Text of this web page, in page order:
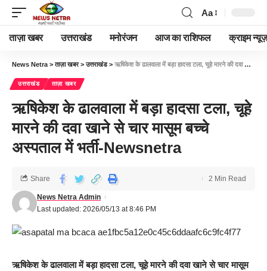
Aa
ताज़ा खबर उत्तराखंड मनोरंजन आज का राशिफल क्राइम न्यूज़
News Netra >ताज़ा खबर>उत्तराखंड> ऋषिकेश के ढालवाला में बड़ा हादसा टला, चूहे मारने की दवा खाने से चार मासूम बच्चे अस्पताल में भर्ती-Newsnetra
उत्तराखंड ताज़ा खबर
ऋषिकेश के ढालवाला में बड़ा हादसा टला, चूहे
मारने की दवा खाने से चार मासूम बच्चे
अस्पताल में भर्ती-Newsnetra
Last updated: 2026/05/13 at 8:46 PM
News Netra Admin
Share 2 Min Read
ऋषिकेश के ढालवाला में बड़ा हादसा टला, चूहे मारने की दवा खाने से चार मासूम